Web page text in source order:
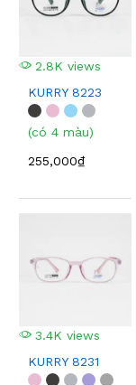
2.8K views
KURRY 8223
(có 4 màu)
255,000₫
3.4K views
KURRY 8231